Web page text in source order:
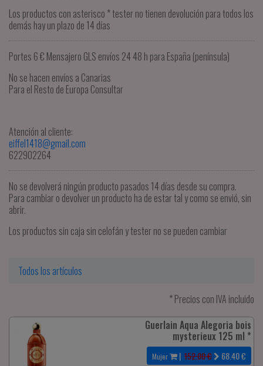
Los productos con asterisco * tester no tienen devolución para todos los
demás hay un plazo de 14 días
Portes 6 € Mensajero GLS envíos 24 48 h para España (península)
No se hacen envíos a Canarias
Para el Resto de Europa Consultar
Atención al cliente:
eiffel1418@gmail.com
622902264
No se devolverá ningún producto pasados ​​14 días desde su compra.
Para cambiar o devolver un producto ha de estar tal y como se envió, sin
abrir.
Los productos sin caja sin celofán y tester no se pueden cambiar
Todos los artículos
* Precios con IVA incluido
Guerlain Aqua Alegoria bois
mysterieux 125 ml *
Mujer | 152.00 € 68.40€